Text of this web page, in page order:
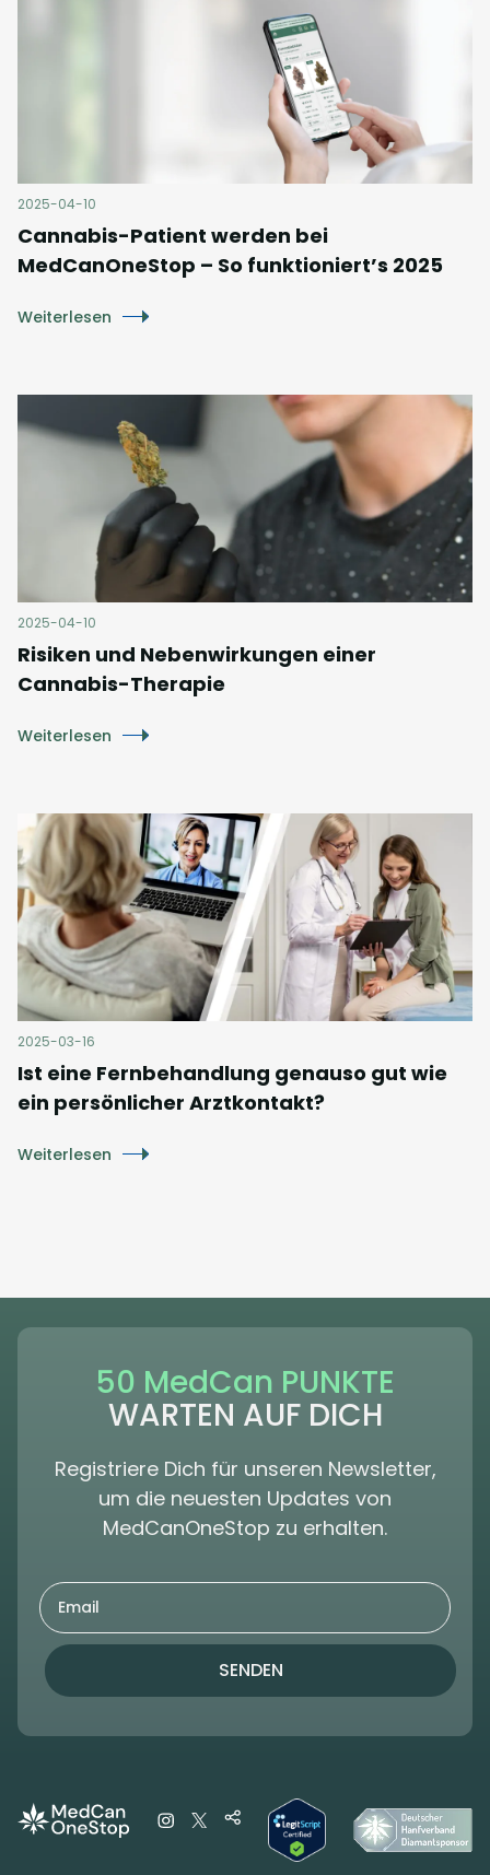
2025-04-10
Cannabis-Patient werden bei
MedCanOneStop – So funktioniert’s 2025
Weiterlesen
2025-04-10
Risiken und Nebenwirkungen einer
Cannabis-Therapie
Weiterlesen
2025-03-16
Ist eine Fernbehandlung genauso gut wie
ein persönlicher Arztkontakt?
Weiterlesen
50 MedCan PUNKTE
WARTEN AUF DICH
Registriere Dich für unseren Newsletter,
um die neuesten Updates von
MedCanOneStop zu erhalten.
SENDEN